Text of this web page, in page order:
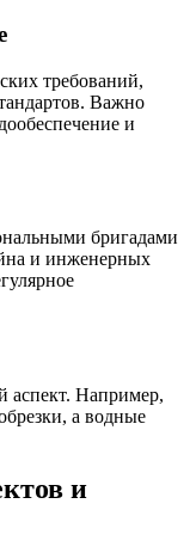
требований,
Важно
и
бригадами
и инженерных
Например,
а водные
и